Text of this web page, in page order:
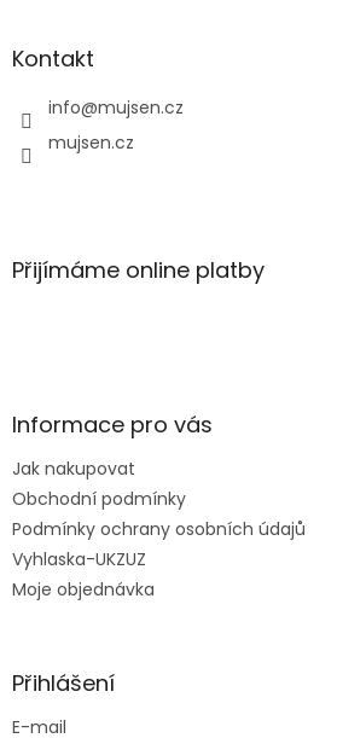
aKontakt
info@mujsen.cz
mujsen.cz
Přijímáme online platby
Informace pro vás
Jak nakupovat
Obchodní podmínky
Podmínky ochrany osobních údajů
Vyhlaska-UKZUZ
Moje objednávka
Přihlášení
E-mail